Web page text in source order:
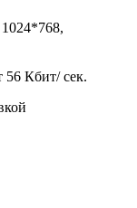
56 Кбит/ сек.